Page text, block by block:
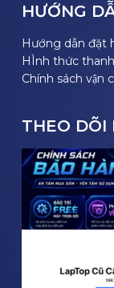
HƯỚNG
Hướng dẫn đặt
HÌnh thức
Chính sách vận
THEO DÕI